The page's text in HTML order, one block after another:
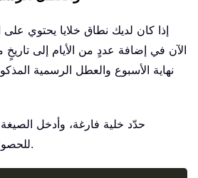
إذا كان لديك نطاق خلايا يحتوي
الآن في إضافة عددٍ من الأيام إلى
نهاية الأسبوع والعطل الرسمية
حدّد خلية فارغة، وأدخل
«Enter» للحصول على النتيجة.